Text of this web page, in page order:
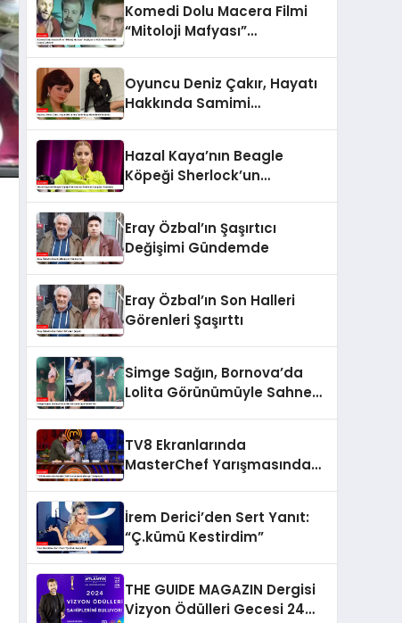
Komedi Dolu Macera Filmi
“Mitoloji Mafyası”
Oyuncu Deniz Çakır, Hayatı
Hakkında Samimi
Hazal Kaya’nın Beagle
Köpeği Sherlock’un
Eray Özbal’ın Şaşırtıcı
Değişimi Gündemde
Eray Özbal’ın Son Halleri
Görenleri Şaşırttı
Simge Sağın, Bornova’da
Lolita Görünümüyle Sahne
TV8 Ekranlarında
MasterChef Yarışmasında
İrem Derici’den Sert Yanıt:
“Ç.kümü Kestirdim”
THE GUIDE MAGAZIN Dergisi
Vizyon Ödülleri Gecesi 24